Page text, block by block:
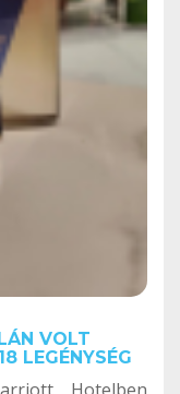
VOLT
LEGÉNYSÉG